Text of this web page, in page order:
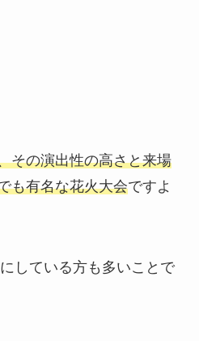
その演出性の高さと来場
も有名な花火大会ですよ
している方も多いことで